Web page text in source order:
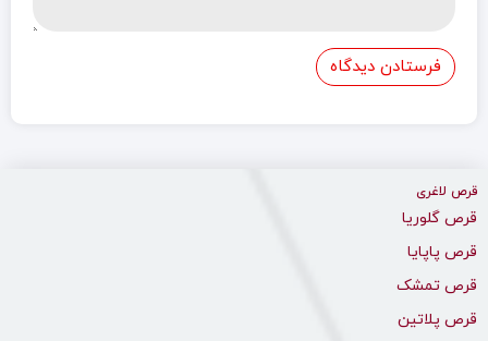
قرص لاغری
قرص گلوریا
قرص پاپایا
قرص تمشک
قرص پلاتین